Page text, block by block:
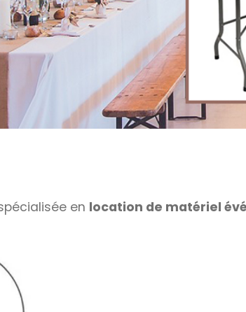
en location de matériel